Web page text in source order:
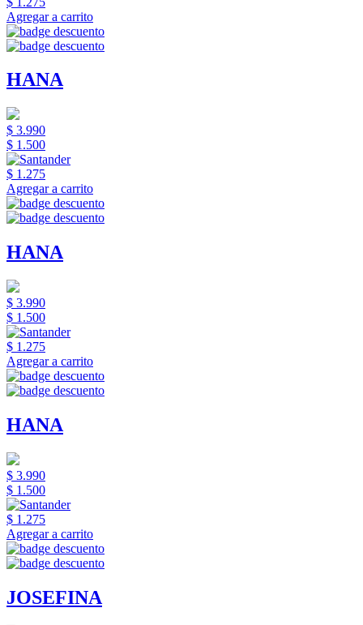
Agregar a carrito
HANA
$ 3.990
$ 1.500
$ 1.275
Agregar a carrito
HANA
$ 3.990
$ 1.500
$ 1.275
Agregar a carrito
HANA
$ 3.990
$ 1.500
$ 1.275
Agregar a carrito
JOSEFINA